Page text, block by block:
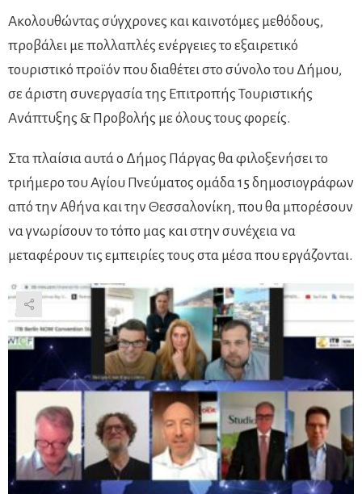
Ακολουθώντας σύγχρονες και καινοτόμες μεθόδους,
προβάλει με πολλαπλές ενέργειες το εξαιρετικό
τουριστικό προϊόν που διαθέτει στο σύνολο του Δήμου,
σε άριστη συνεργασία της Επιτροπής Τουριστικής
Ανάπτυξης & Προβολής με όλους τους φορείς.
Στα πλαίσια αυτά ο Δήμος Πάργας θα φιλοξενήσει το
τριήμερο του Αγίου Πνεύματος ομάδα 15 δημοσιογράφων
από την Αθήνα και την Θεσσαλονίκη, που θα μπορέσουν
να γνωρίσουν το τόπο μας και στην συνέχεια να
μεταφέρουν τις εμπειρίες τους στα μέσα που εργάζονται.